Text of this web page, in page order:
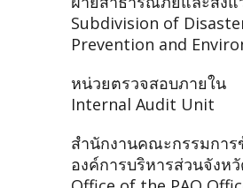
Subdivision of
Prevention and
หน่วยตรวจสอบภายใน
Internal Audit Unit
สำนักงานคณะกรรมการ
องค์การบริหารส่วนจังห